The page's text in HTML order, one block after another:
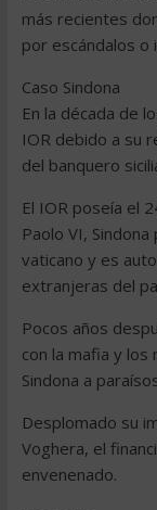
más recientes
por escándalos o
Caso Sindona
En la década de
IOR debido a su
del banquero
El IOR poseía el
Paolo VI,
vaticano y es
extranjeras del
Pocos años
con la mafia y
Sindona a
Desplomado su
Voghera, el
envenenado.